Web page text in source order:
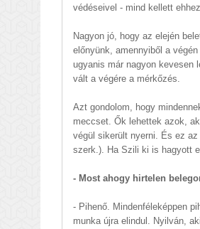
védéseivel - mind kellett
Nagyon jó, hogy az elején
előnyünk, amennyiből a
ugyanis már nagyon kevesen
vált a végére a mérkőzés.
Azt gondolom, hogy
meccset. Ők lehettek azok,
végül sikerült nyerni. És ez
szerk.). Ha Szili ki is hagyott
- Most ahogy hirtelen
- Pihenő. Mindenféleképpen
munka újra elindul. Nyilván,